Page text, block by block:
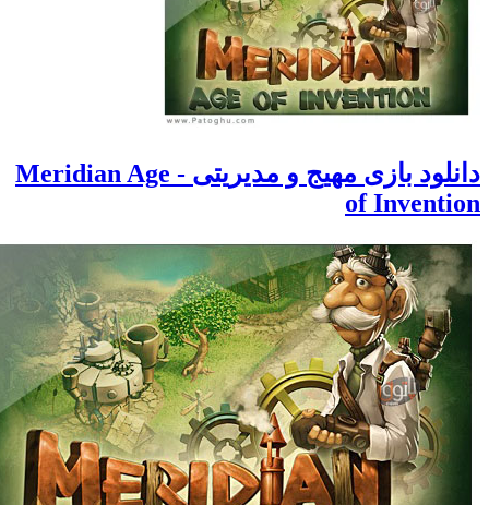
دانلود بازی مهیج و مدیریتی - Meridian Age
of